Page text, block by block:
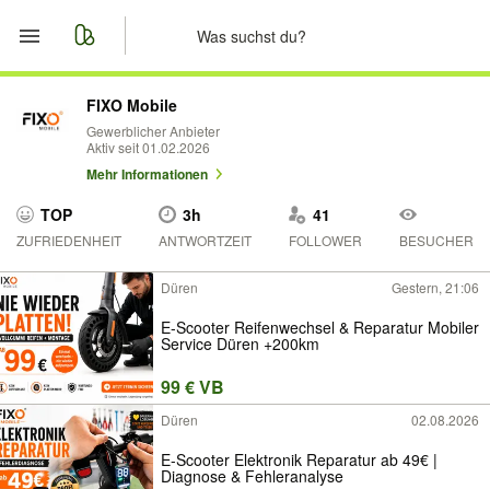
Start
Merkliste
Nachrichten
FIXO Mobile
Gewerblicher Anbieter
Aktiv seit 01.02.2026
Mehr Informationen
TOP
ZUFRIEDENHEIT
3h
ANTWORTZEIT
41
FOLLOWER BESUCHER
Düren Gestern, 21:06
E-Scooter Reifenwechsel & Reparatur Mobiler
Service Düren +200km
99 € VB
Düren 02.08.2026
E-Scooter Elektronik Reparatur ab 49€ |
Diagnose & Fehleranalyse